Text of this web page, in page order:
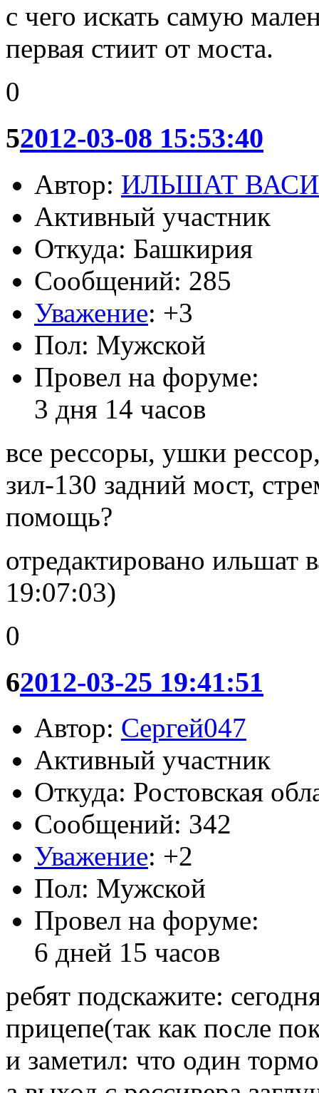
с чего искать самую
первая стиит от моста.
0
52012-03-08 15:53:40
Автор: ИЛЬШАТ
Активный участник
Откуда: Башкирия
Сообщений: 285
Уважение: +3
Пол: Мужской
Провел на форуме:
3 дня 14 часов
все рессоры, ушки
зил-130 задний мост,
помощь?
отредактировано ильшат
19:07:03)
0
62012-03-25 19:41:51
Автор: Сергей047
Активный участник
Откуда: Ростовская
Сообщений: 342
Уважение: +2
Пол: Мужской
Провел на форуме:
6 дней 15 часов
ребят подскажите:
прицепе(так как после
и заметил: что один